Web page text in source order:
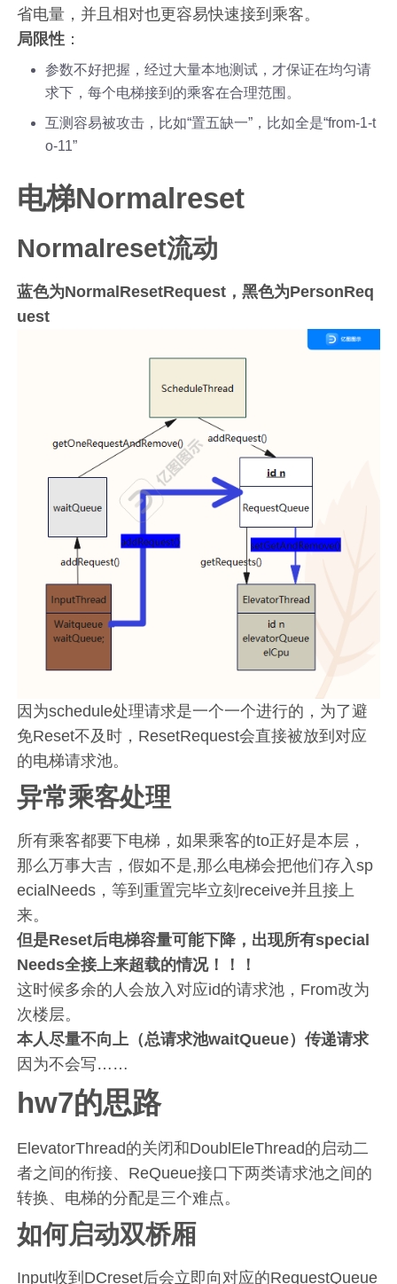
省电量，并且相对也更容易快速接到乘客。
局限性 ：
参数不好把握，经过大量本地测试，才保证在均匀请
求下，每个电梯接到的乘客在合理范围。
互测容易被攻击，比如“置五缺一”，比如全是“from-1-t
o-11”
电梯Normalreset
Normalreset流动
蓝色为NormalResetRequest，黑色为PersonReq
uest
因为schedule处理请求是一个一个进行的，为了避
免Reset不及时，ResetRequest会直接被放到对应
的电梯请求池。
异常乘客处理
所有乘客都要下电梯，如果乘客的to正好是本层，
那么万事大吉，假如不是,那么电梯会把他们存入sp
ecialNeeds，等到重置完毕立刻receive并且接上
来。
但是Reset后电梯容量可能下降，出现所有special
Needs全接上来超载的情况！！！
这时候多余的人会放入对应id的请求池，From改为
次楼层。
本人尽量不向上（总请求池waitQueue）传递请求
因为不会写……
hw7的思路
ElevatorThread的关闭和DoublEleThread的启动二
者之间的衔接、ReQueue接口下两类请求池之间的
转换、电梯的分配是三个难点。
如何启动双桥厢
Input收到DCreset后会立即向对应的RequestQueue